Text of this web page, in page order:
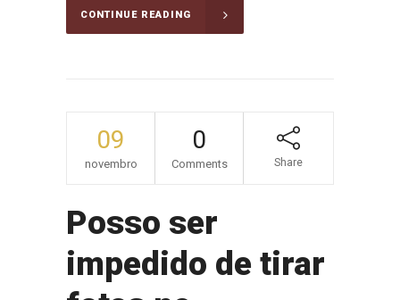
CONTINUE READING
09
novembro
0
Comments Share
Posso ser
impedido de tirar